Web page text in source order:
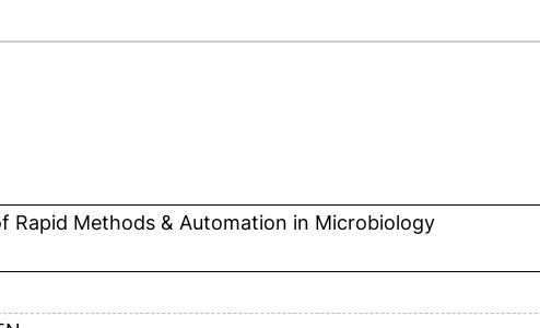
Rapid Methods & Automation in Microbiology